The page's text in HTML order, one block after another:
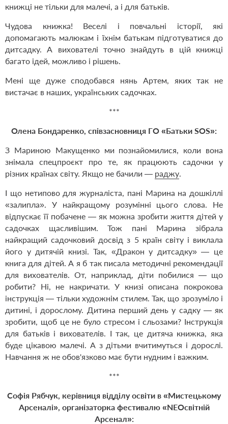
книжці не тільки для малечі, а і для батьків.
Чудова книжка! Веселі і повчальні історії, які
допомагають малюкам і їхнімбатькам підготуватися до
дитсадку. А вихователі точно знайдуть в цій книжці
багато ідей, можливо і рішень.
Мені ще дуже сподобався нянь Артем, яких так не
вистачає в наших, українських садочках.
***
Олена Бондаренко, співзасновниця ГО «Батьки SOS»:
З Мариною Макущенко ми познайомилися, коли вона
знімала спецпроєкт про те, як працюють садочки у
різних країнах світу. Якщо не бачили — раджу.
І що нетипово для журналіста, пані Марина на дошкіллі
«залипла». У найкращому розумінні цього слова. Не
відпускає її побачене — як можна зробити життя дітей у
садочках щасливішим. Тож пані Марина зібрала
найкращий садочковий досвід з 5 країн світу і виклала
його у дитячій книзі. Так, «Дракон у дитсадку»— це
книга для дітей. А я б так писала методичні рекомендації
для вихователів. От, наприклад, діти побилися — що
робити? Ні, не накричати. У книзі описана покрокова
інструкція — тільки художнім стилем. Так, що зрозуміло і
дитині, і дорослому. Дитина перший день у садку — як
зробити, щоб це не було стресом і сльозами? Інструкція
для батьків і вихователів. І так, це дитяча книжка, яка
буде цікавою малечі. А з дітьми вчитимуться і дорослі.
Навчання ж не обов'язково має бути нудним і важким.
***
Cофія Рябчук, керівниця відділу освіти в «Мистецькому
Арсеналі», організаторка фестивалю «NEOсвітній
Арсенал»: